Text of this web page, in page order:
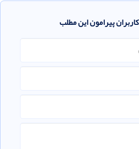
پیرامون این مطلب